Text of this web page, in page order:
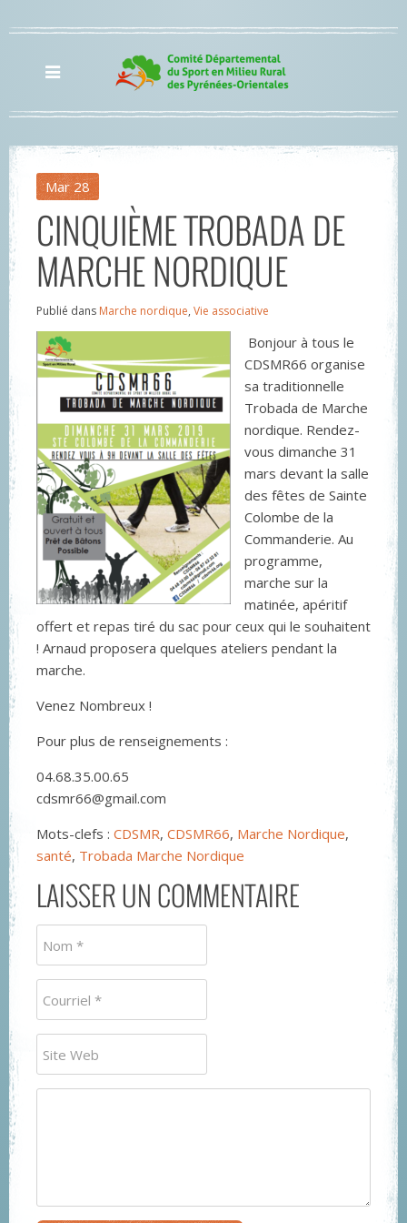
Mar 28
CINQUIÈME TROBADA DE
MARCHE NORDIQUE
Publié dans Marche nordique, Vie associative
Bonjour à tous le
CDSMR66 organise
sa traditionnelle
Trobada de Marche
nordique. Rendez-
vous dimanche 31
mars devant la salle
des fêtes de Sainte
Colombe de la
Commanderie. Au
programme,
marche sur la
matinée, apéritif
offert et repas tiré du sac pour ceux qui le souhaitent
! Arnaud proposera quelques ateliers pendant la
marche.
Venez Nombreux !
Pour plus de renseignements :
04.68.35.00.65
cdsmr66@gmail.com
Mots-clefs : CDSMR, CDSMR66, Marche Nordique,
santé, Trobada Marche Nordique
LAISSER UN COMMENTAIRE